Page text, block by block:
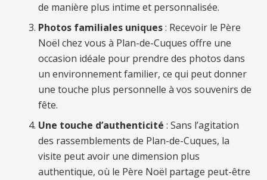
de manière plus intime et personnalisée.
Photos familiales uniques: Recevoir le Père
Noël chez vous à Plan-de-Cuques offre une
occasion idéale pour prendre des photos dans
un environnement familier, ce qui peut donner
une touche plus personnelle à vos souvenirs de
fête.
Une touche d’authenticité : Sans l’agitation
des rassemblements de Plan-de-Cuques, la
visite peut avoir une dimension plus
authentique, où le Père Noël partage peut-être